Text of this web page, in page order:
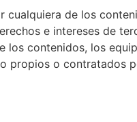
de los
e intereses de
contenidos, los
propios o contratados